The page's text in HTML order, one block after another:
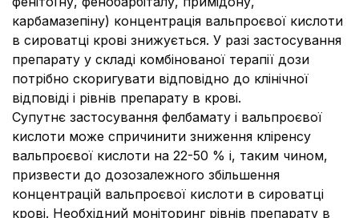
карбамазепіну) концентрація вальпроєвої кислоти
в сироватці крові знижується. У разі застосування
препарату у складі комбінованої терапії дози
потрібно скоригувати відповідно до клінічної
відповіді і рівнів препарату в крові.
Супутнє застосування фелбамату і вальпроєвої
кислоти може спричинити зниження кліренсу
вальпроєвої кислоти на 22-50 % і, таким чином,
призвести до дозозалежного збільшення
концентрацій вальпроєвої кислоти в сироватці
крові. Необхідний моніторинг рівнів препарату в